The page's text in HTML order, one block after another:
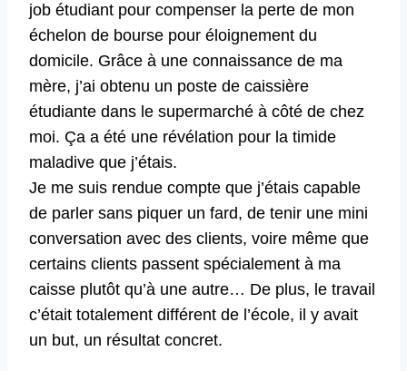
job étudiant pour compenser la perte de mon
échelon de bourse pour éloignement du
domicile. Grâce à une connaissance de ma
mère, j’ai obtenu un poste de caissière
étudiante dans le supermarché à côté de chez
moi. Ça a été une révélation pour la timide
maladive que j’étais.
Je me suis rendue compte que j’étais capable
de parler sans piquer un fard, de tenir une mini
conversation avec des clients, voire même que
certains clients passent spécialement à ma
caisse plutôt qu’à une autre… De plus, le travail
c’était totalement différent de l’école, il y avait
un but, un résultat concret.